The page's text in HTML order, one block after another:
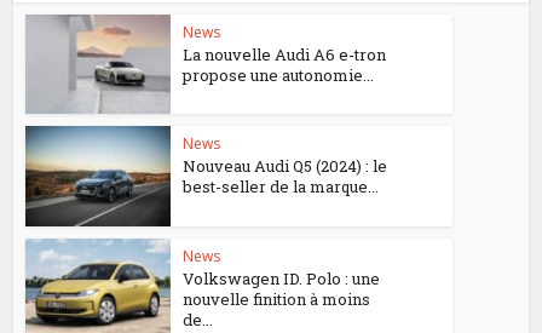
News
La nouvelle Audi A6 e-tron
propose une autonomie...
News
Nouveau Audi Q5 (2024) : le
best-seller de la marque...
News
Volkswagen ID. Polo : une
nouvelle finition à moins
de...